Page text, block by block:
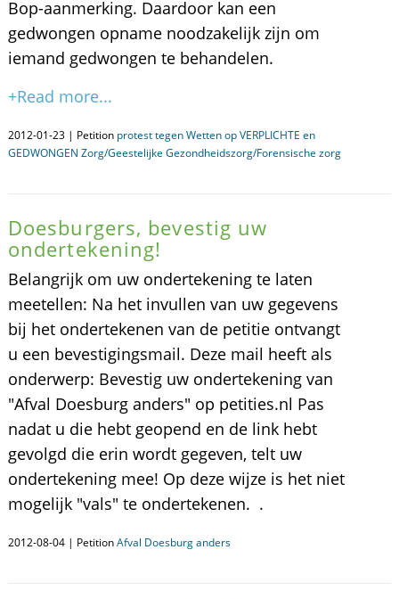
Bop-aanmerking. Daardoor kan een
gedwongen opname noodzakelijk zijn om
iemand gedwongen te behandelen.
+Read more...
2012-01-23 | Petition protest tegen Wetten op VERPLICHTE en
GEDWONGEN Zorg/Geestelijke Gezondheidszorg/Forensische zorg
Doesburgers, bevestig uw
ondertekening!
Belangrijk om uw ondertekening te laten
meetellen: Na het invullen van uw gegevens
bij het ondertekenen van de petitie ontvangt
u een bevestigingsmail. Deze mail heeft als
onderwerp: Bevestig uw ondertekening van
"Afval Doesburg anders" op petities.nl Pas
nadat u die hebt geopend en de link hebt
gevolgd die erin wordt gegeven, telt uw
ondertekening mee! Op deze wijze is het niet
mogelijk "vals" te ondertekenen. .
2012-08-04 | PetitionAfval Doesburg anders